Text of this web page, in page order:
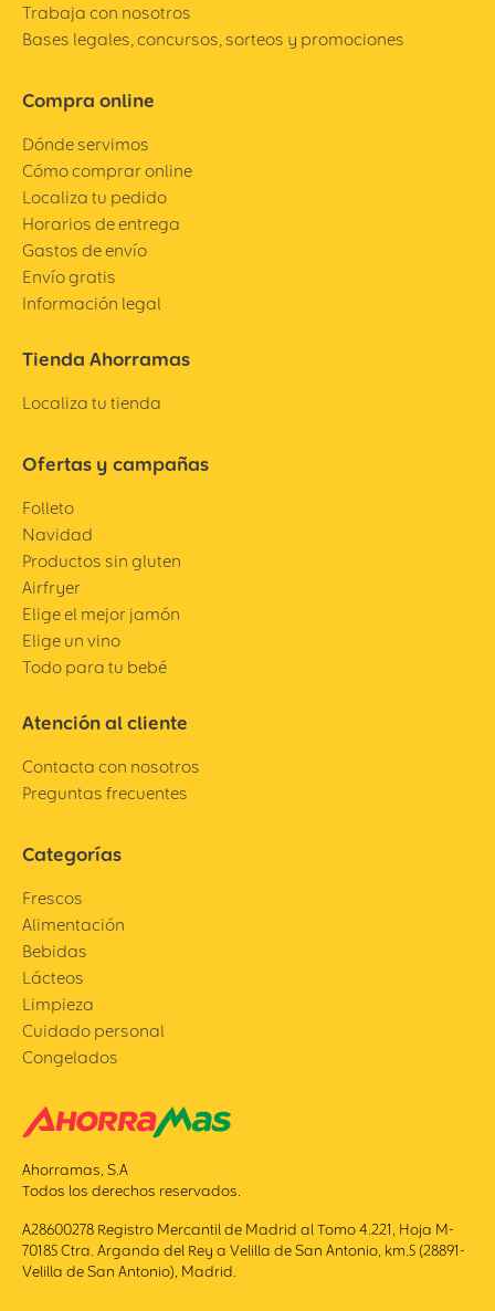
Trabaja con nosotros
Bases legales, concursos, sorteos y promociones
Compra online
Dónde servimos
Cómo comprar online
Localiza tu pedido
Horarios de entrega
Gastos de envío
Envío gratis
Información legal
Tienda Ahorramas
Localiza tu tienda
Ofertas y campañas
Folleto
Navidad
Productos sin gluten
Airfryer
Elige el mejor jamón
Elige un vino
Todo para tu bebé
Atención al cliente
Contacta con nosotros
Preguntas frecuentes
Categorías
Frescos
Alimentación
Bebidas
Lácteos
Limpieza
Cuidado personal
Congelados
Ahorramas, S.A
Todos los derechos reservados.
A28600278 Registro Mercantil de Madrid al Tomo 4.221, Hoja M-
70185 Ctra. Arganda del Rey a Velilla de San Antonio, km.5 (28891-
Velilla de San Antonio), Madrid.